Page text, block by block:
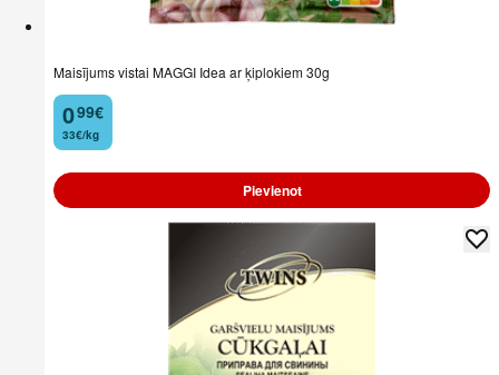
Maisījums vistai MAGGI Idea ar ķiplokiem 30g
0
. 99€
33€/kg
Pievienot